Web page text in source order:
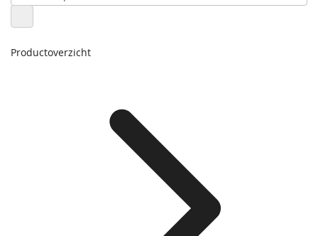
Productoverzicht